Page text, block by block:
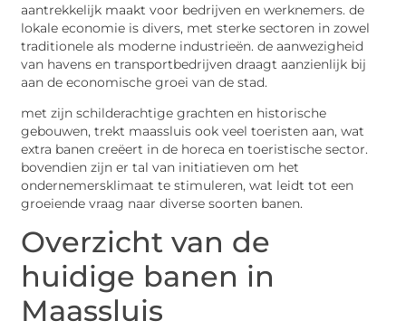
aantrekkelijk maakt voor bedrijven en werknemers. de
lokale economie is divers, met sterke sectoren in zowel
traditionele als moderne industrieën. de aanwezigheid
van havens en transportbedrijven draagt aanzienlijk bij
aan de economische groei van de stad.
met zijn schilderachtige grachten en historische
gebouwen, trekt maassluis ook veel toeristen aan, wat
extra banen creëert in de horeca en toeristische sector.
bovendien zijn er tal van initiatieven om het
ondernemersklimaat te stimuleren, wat leidt tot een
groeiende vraag naar diverse soorten banen.
Overzicht van de
huidige banen in
Maassluis